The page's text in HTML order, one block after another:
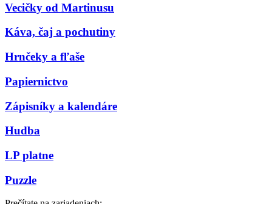
Vecičky od Martinusu
Káva, čaj a pochutiny
Hrnčeky a fľaše
Papiernictvo
Zápisníky a kalendáre
Hudba
LP platne
Puzzle